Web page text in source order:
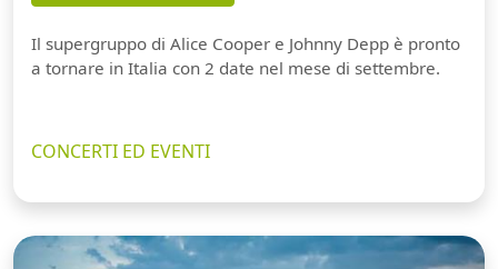
Il supergruppo di Alice Cooper e Johnny Depp è pronto
a tornare in Italia con 2 date nel mese di settembre.
CONCERTI ED EVENTI